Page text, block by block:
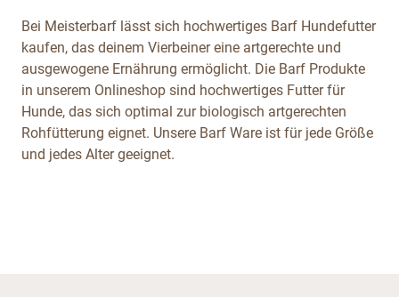
Bei Meisterbarf lässt sich hochwertiges Barf Hundefutter
kaufen, das deinem Vierbeiner eine artgerechte und
ausgewogene Ernährung ermöglicht. Die Barf Produkte
in unserem Onlineshop sind hochwertiges Futter für
Hunde, das sich optimal zur biologisch artgerechten
Rohfütterung eignet. Unsere Barf Ware ist für jede Größe
und jedes Alter geeignet.